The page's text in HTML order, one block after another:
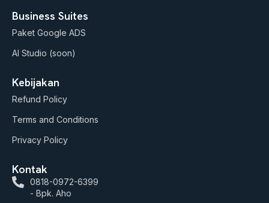
Business Suites
Paket Google ADS
AI Studio (soon)
Kebijakan
Refund Policy
Terms and Conditions
Privacy Policy
Kontak
0818-0972-6399
- Bpk. Aho